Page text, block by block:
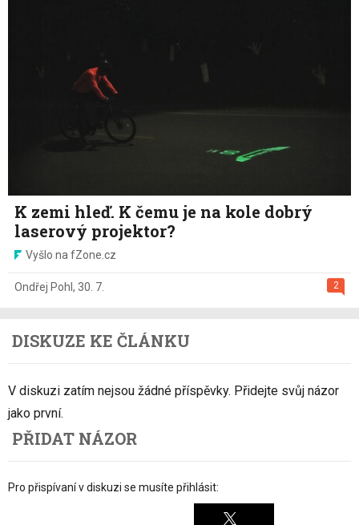
K zemi hleď. K čemu je na kole dobrý
laserový projektor?
Vyšlo na fZone.cz
2
Ondřej Pohl , 30. 7.
DISKUZE KE ČLÁNKU
V diskuzi zatím nejsou žádné příspěvky. Přidejte svůj názor
jako první.
PŘIDAT NÁZOR
Pro přispívaní v diskuzi se musíte přihlásit: